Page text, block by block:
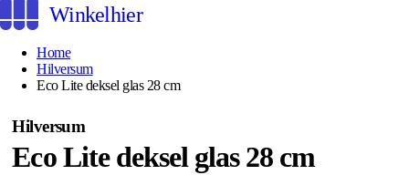
Winkelhier
Home
Hilversum
Eco Lite deksel glas 28 cm
Hilversum
Eco Lite deksel glas 28 cm